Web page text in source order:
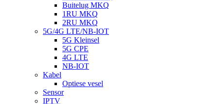
Buitelug MKQ
1RU MKQ
2RU MKQ
5G/4G LTE/NB-IOT
5G Kleinsel
5G CPE
4G LTE
NB-IOT
Kabel
Optiese vesel
Sensor
IPTV